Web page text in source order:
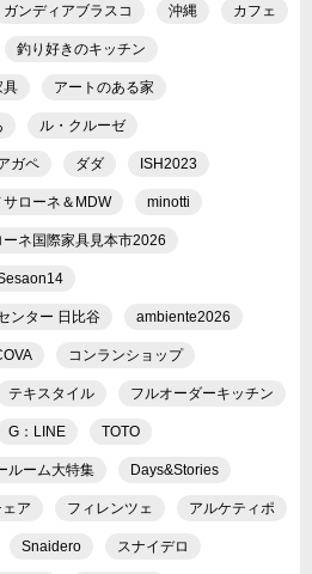
ガンディアブラスコ 沖縄 カフェ
釣り好きのキッチン
具 アートのある家
ル・クルーゼ
ガペ ダダ ISH2023
サローネ＆MDW minotti
ーネ国際家具見本市2026
ンター 日比谷 ambiente2026
コンランショップ
テキスタイル フルオーダーキッチン
G：LINE TOTO
ルーム大特集 Days&Stories
ア フィレンツェ アルケティポ
Snaidero スナイデロ